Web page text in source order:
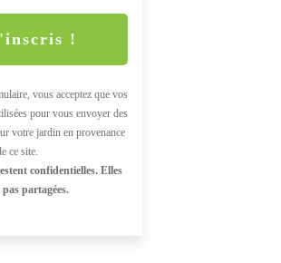
!
vous acceptez que vos
pour vous envoyer des
votre jardin en provenance
ce site.
confidentielles. Elles
partagées.